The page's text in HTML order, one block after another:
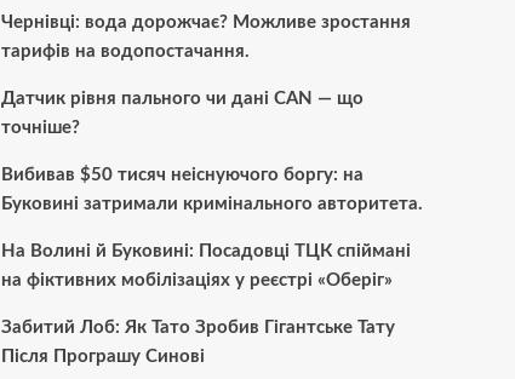
Чернівці: вода дорожчає? Можливе зростання
тарифів на водопостачання.
Датчик рівня пального чи дані CAN — що
точніше?
Вибивав $50 тисяч неіснуючого боргу: на
Буковині затримали кримінального авторитета.
На Волині й Буковині: Посадовці ТЦК спіймані
на фіктивних мобілізаціях у реєстрі «Оберіг»
Забитий Лоб: Як Тато Зробив Гігантське Тату
Після Програшу Синові